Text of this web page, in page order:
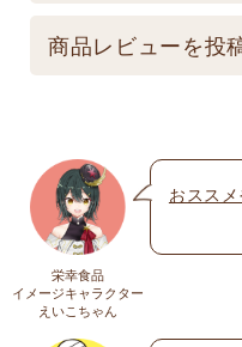
保存は避けてください
配送方法
発送となります。 ☆画
る為現物を優先してく
遽完売になります。ご
送料
送料についての詳細は
商品レビューを投
名前 ※
メール※
栄幸食品
イメージキャラクター
えいこちゃん
おスス